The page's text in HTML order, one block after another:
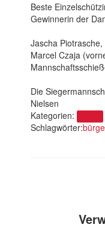
Beste
Gewinnerin der
Jascha
Marcel Czaja
Die
Nielsen
Kategorien:
Schlagwörter: